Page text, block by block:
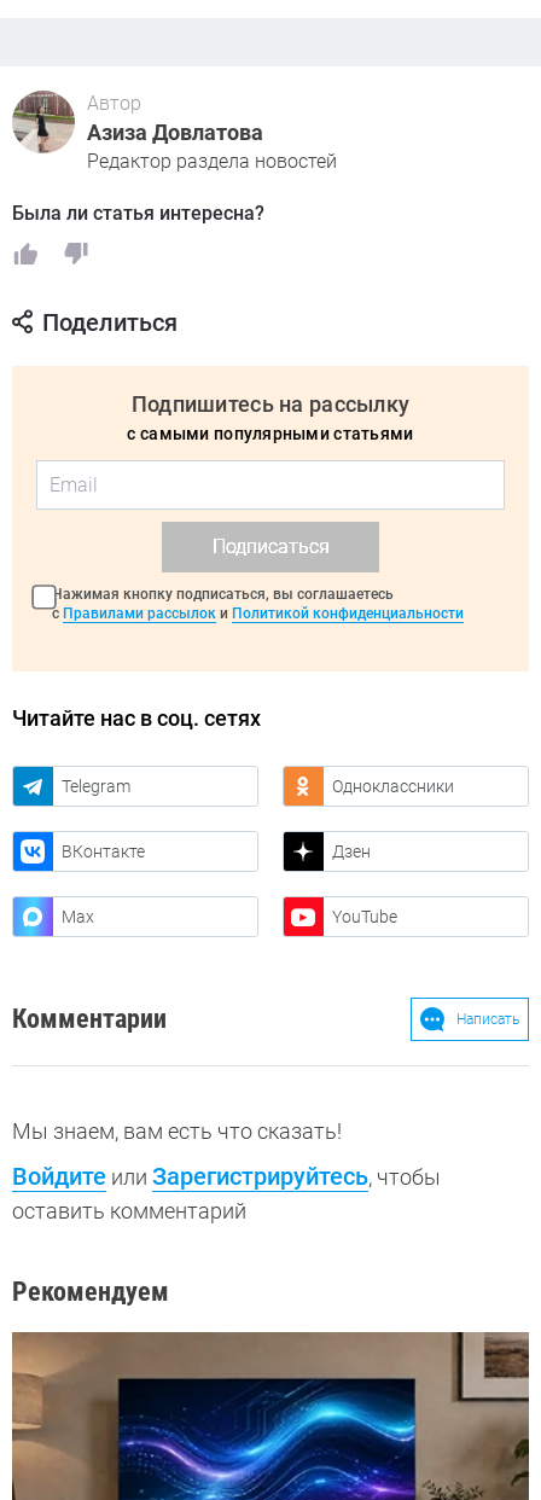
Автор
Азиза Довлатова
Редактор раздела новостей
Была ли статья интересна?
Поделиться
Подпишитесь на рассылку
с самыми популярными статьями
Подписаться
Нажимая кнопку подписаться, вы соглашаетесь
с Правилами рассылок и Политикой конфиденциальности
Читайте нас в соц. сетях
Telegram Одноклассники
ВКонтакте Дзен
Max YouTube
Комментарии Написать
Мы знаем, вам есть что сказать!
Войдите или Зарегистрируйтесь, чтобы
оставить комментарий
Рекомендуем